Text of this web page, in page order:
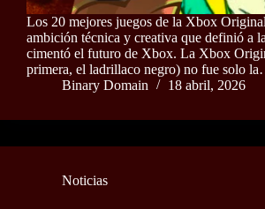
Los 20 mejores juegos de la Xbox
ambición técnica y creativa que definió a
cimentó el futuro de Xbox. La Xbox
primera, el ladrillaco negro) no fue solo
Binary Domain
18 abril, 2026
Noticias